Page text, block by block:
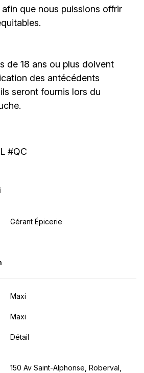
que nous puissions offrir
de 18 ans ou plus doivent
des antécédents
seront fournis lors du
#QC
Gérant Épicerie
Maxi
Maxi
Détail
150 Av Saint-Alphonse, Roberval,